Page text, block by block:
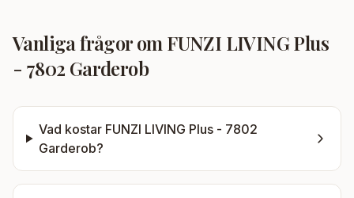
Vanliga frågor om FUNZI LIVING Plus
- 7802 Garderob
Vad kostar FUNZI LIVING Plus - 7802
Garderob?